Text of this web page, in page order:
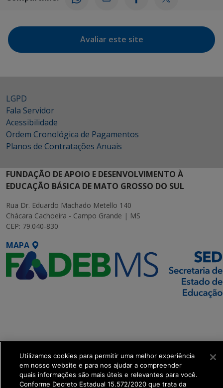
Avaliar este site
LGPD
Fala Servidor
Acessibilidade
Ordem Cronológica de Pagamentos
Planos de Contratações Anuais
FUNDAÇÃO DE APOIO E DESENVOLVIMENTO À
EDUCAÇÃO BÁSICA DE MATO GROSSO DO SUL
Rua Dr. Eduardo Machado Metello 140
Chácara Cachoeira - Campo Grande | MS
CEP: 79.040-830
MAPA
get_footer();
Utilizamos cookies para permitir uma melhor experiência
em nosso website e para nos ajudar a compreender
quais informações são mais úteis e relevantes para você.
Conforme Decreto Estadual 15.572/2020 que trata da